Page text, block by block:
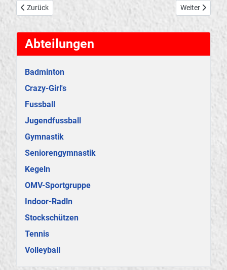
Vorheriger Beitrag: Der Sportverein trauert....
Zurück Nächster
Weiter
Abteilungen
Badminton
Crazy-Girl's
Fussball
Jugendfussball
Gymnastik
Seniorengymnastik
Kegeln
OMV-Sportgruppe
Indoor-Radln
Stockschützen
Tennis
Volleyball